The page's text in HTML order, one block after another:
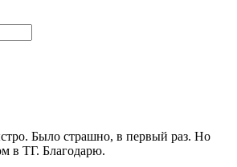
Было страшно, в первый раз. Но
в ТГ. Благодарю.